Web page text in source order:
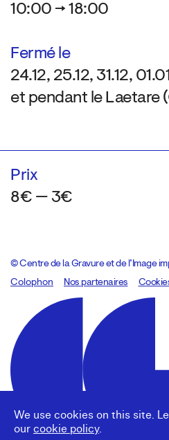
We use cookies on this site.
our cookie policy.
10:00 → 18:00
Fermé le
24.12, 25.12, 31.12,
et pendant le Laetare
Prix
8€ — 3€
© Centre de la Gravure et de l’Image
Colophon
Design:Marcel Kaczmarek, code:
Nos partenaires